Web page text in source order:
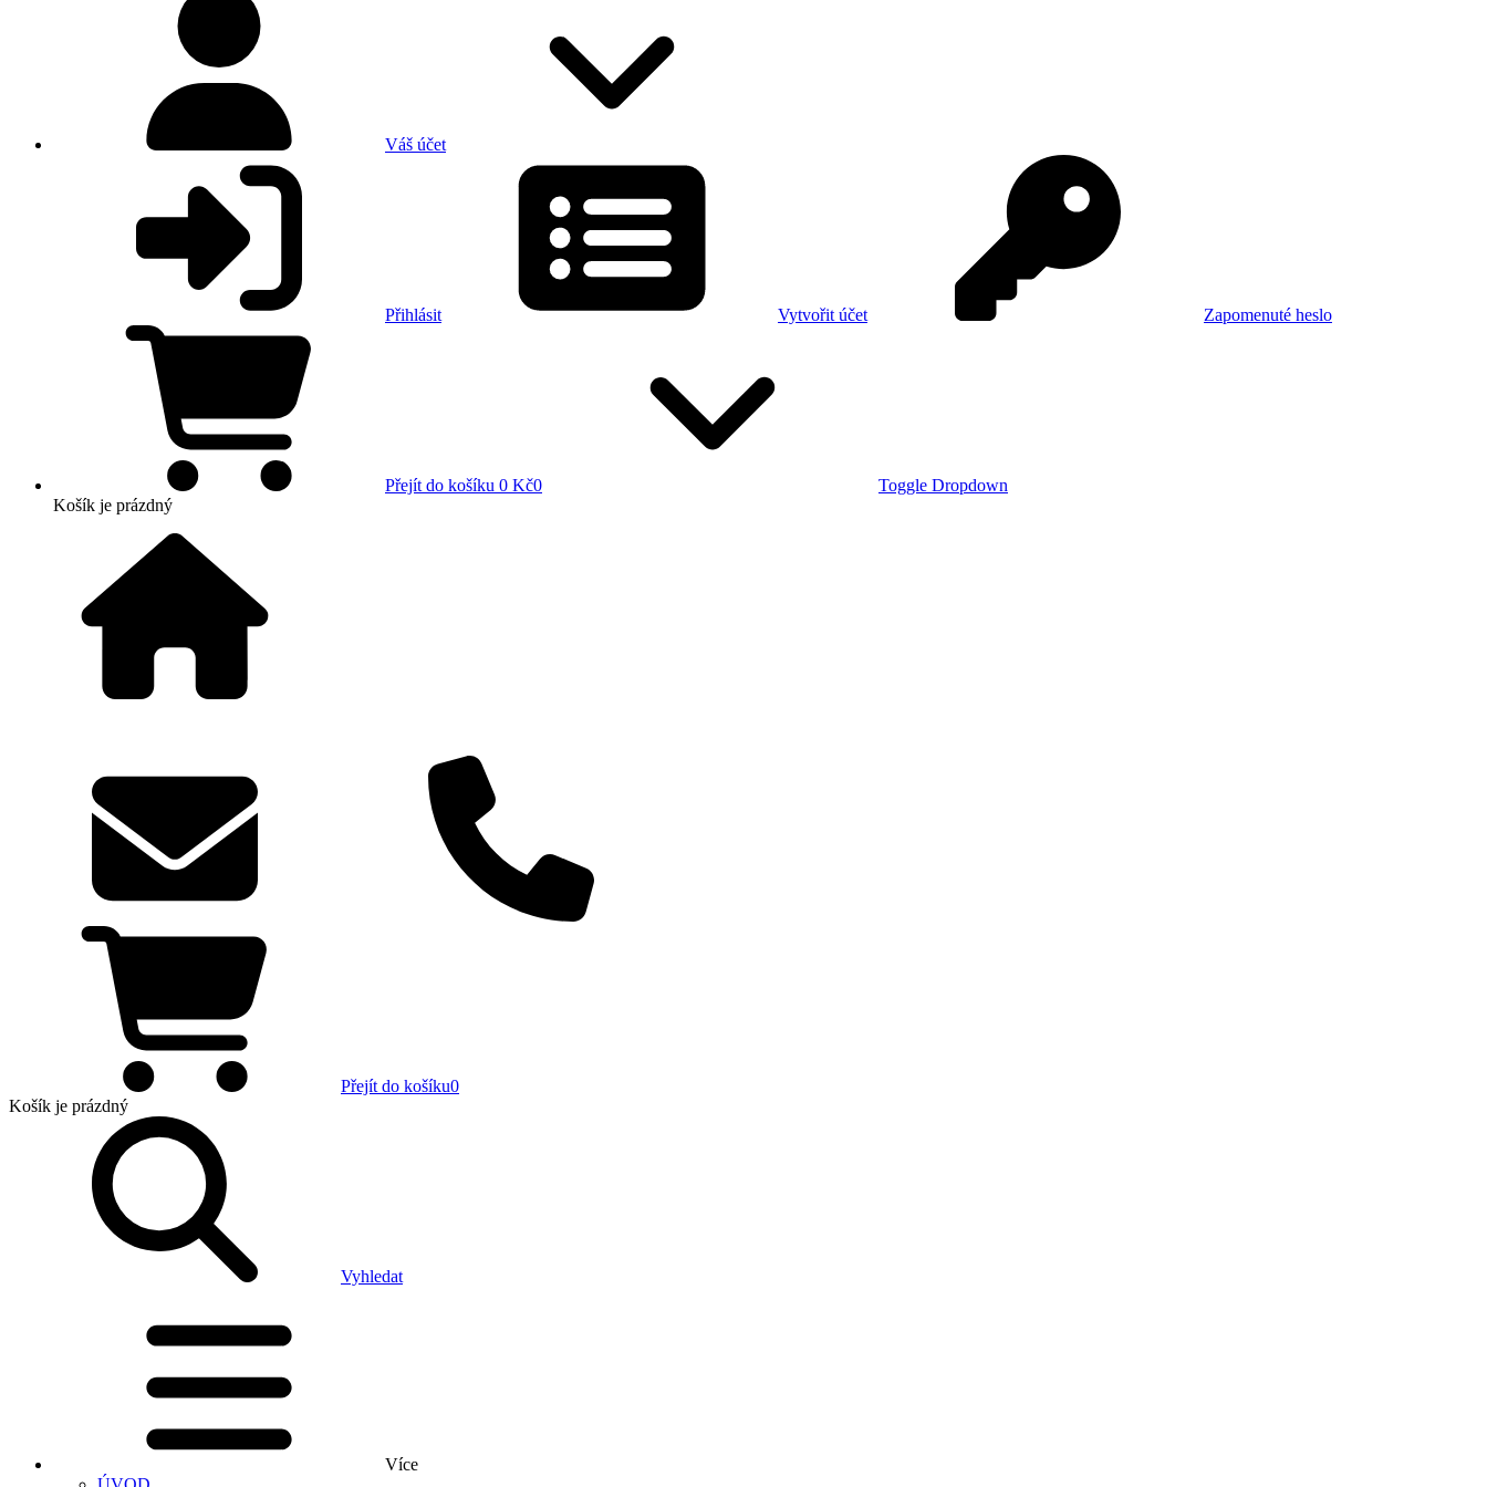
Váš účet
Přihlásit Vytvořit účet Zapomenuté heslo
Přejít do košíku 0 Kč0
Toggle Dropdown
Košík je prázdný
Přejít do košíku0
Košík je prázdný
Vyhledat
Více